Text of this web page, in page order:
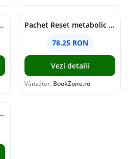
hormonii tăi
Pachet Reset metabolic complet
78.25 RON
Vezi detalii
Vânzător: BookZone.ro
puternică